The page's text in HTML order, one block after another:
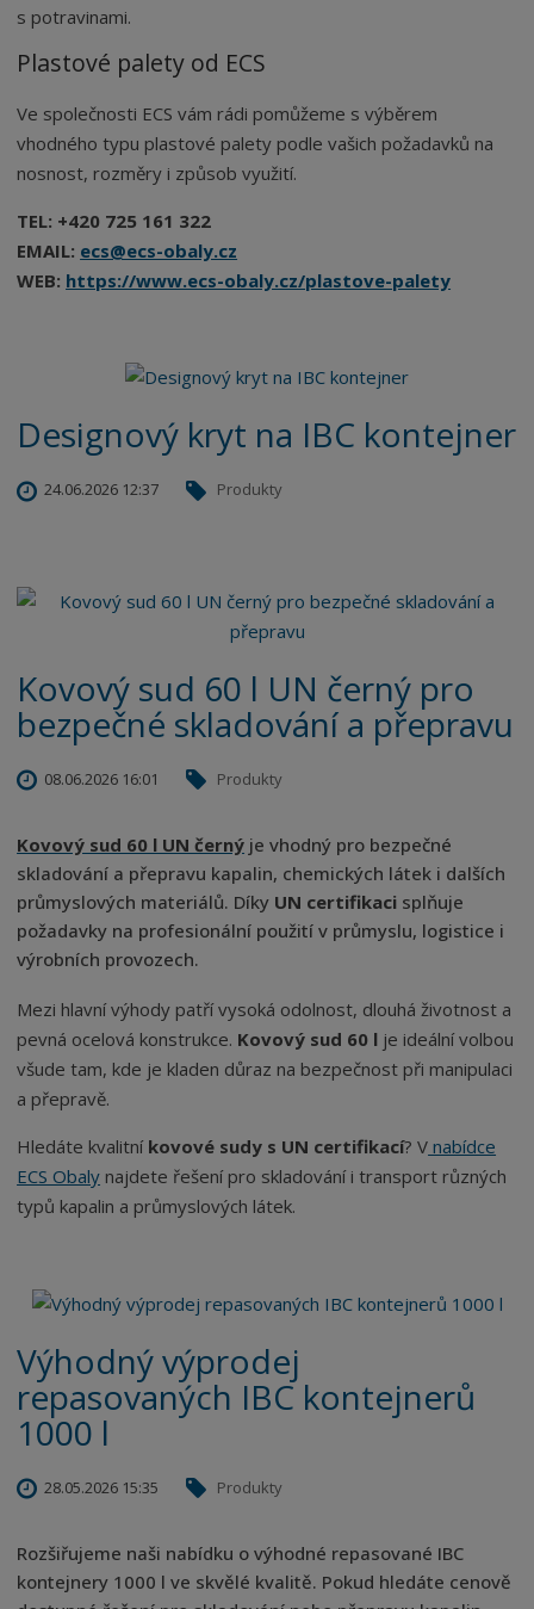
s potravinami.
Plastové palety od ECS
Ve společnosti ECS vám rádi pomůžeme s výběrem
vhodného typu plastové palety podle vašich požadavků na
nosnost, rozměry i způsob využití.
TEL: +420 725 161 322
EMAIL: ecs@ecs-obaly.cz
WEB: https://www.ecs-obaly.cz/plastove-palety
Designový kryt na IBC kontejner
24.06.2026 12:37 Produkty
Kovový sud 60 l UN černý pro
bezpečné skladování a přepravu
08.06.2026 16:01 Produkty
Kovový sud 60 l UN černý je vhodný pro bezpečné
skladování a přepravu kapalin, chemických látek i dalších
průmyslových materiálů. Díky UN certifikaci splňuje
požadavky na profesionální použití v průmyslu, logistice i
výrobních provozech.
Mezi hlavní výhody patří vysoká odolnost, dlouhá životnost a
pevná ocelová konstrukce. Kovový sud 60 l je ideální volbou
všude tam, kde je kladen důraz na bezpečnost při manipulaci
a přepravě.
Hledáte kvalitní kovové sudy s UN certifikací? V nabídce
ECS Obaly najdete řešení pro skladování i transport různých
typů kapalin a průmyslových látek.
Výhodný výprodej
repasovaných IBC kontejnerů
1000 l
28.05.2026 15:35 Produkty
Rozšiřujeme naši nabídku o výhodné repasované IBC
kontejnery 1000 l ve skvělé kvalitě. Pokud hledáte cenově